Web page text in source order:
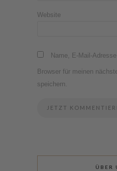
Website
Name, E-Mail-
Browser für meinen
speichern.
ÜBER